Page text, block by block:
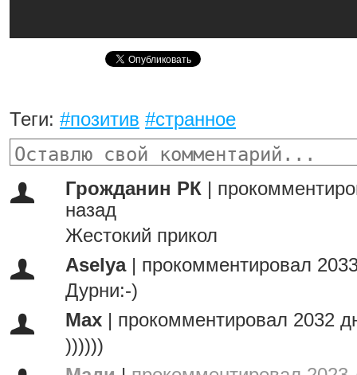
Теги: #позитив #странное
Грожданин РК
назад
Жестокий прикол
Aselya| прокомментировал
Дурни:-)
Max
прокомментировал 2032
))))))